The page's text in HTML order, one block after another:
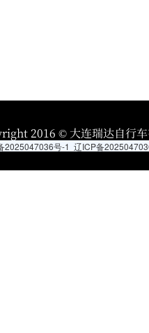
2016 © 大连瑞达自行
2025047036号-1 辽ICP备